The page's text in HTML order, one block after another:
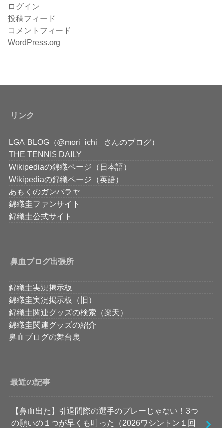
ログイン
投稿フィード
コメントフィード
WordPress.org
リンク
LGA-BLOG（@mori_ichi_ さんのブログ）
THE TENNIS DAILY
Wikipediaの錦織ページ（日本語）
Wikipediaの錦織ページ（英語）
あもくのガンバラヤ
錦織圭ファンサイト
錦織圭公式サイト
鼻血ブログ出張所
錦織圭実況掲示板
錦織圭実況掲示板（旧）
錦織圭関連グッズの検索（楽天）
錦織圭関連グッズの紹介
鼻血ブログの舞台裏
最近の記事
【鼻血出た】引退間際の選手のプレーじゃない！3つ
の願いの１つが早くも叶った（2026ワシントン１回